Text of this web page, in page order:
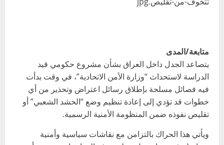
متابعة/المدى
يتصاعد الجدل داخل العراق بشأن مشروع حكومي قيد
الدراسة لاستحداث “وزارة الأمن الاتحادية”، في وقت بدأت
فيه فصائل مسلحة بإطلاق رسائل اعتراض وتحذير من أي
خطوات قد تؤدي إلى إعادة تنظيم وضع “الحشد الشعبي” أو
تقليص نفوذه ضمن المنظومة الأمنية الرسمية.
ويأتي هذا الحراك بالتزامن مع نقاشات سياسية وأمنية